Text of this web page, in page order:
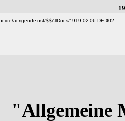
armgende.nsf/$$AllDocs/1919-02-06-DE-002
"Allgemeine